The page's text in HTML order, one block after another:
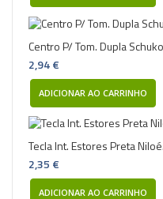
Centro P/ Tom. Dupla
2,94 €
ADICIONAR AO CARRINHO
Tecla Int. Estores Preta
2,35 €
ADICIONAR AO CARRINHO